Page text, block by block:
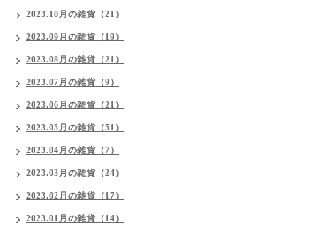
2023.10月の雑貨（21）
2023.09月の雑貨（19）
2023.08月の雑貨（21）
2023.07月の雑貨（9）
2023.06月の雑貨（21）
2023.05月の雑貨（51）
2023.04月の雑貨（7）
2023.03月の雑貨（24）
2023.02月の雑貨（17）
2023.01月の雑貨（14）